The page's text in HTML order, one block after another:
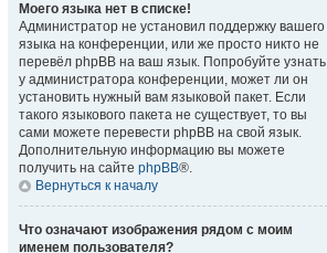
Моего языка нет в списке!
Администратор не установил поддержку вашего
языка на конференции, или же просто никто не
перевёл phpBB на ваш язык. Попробуйте узнать
у администратора конференции, может ли он
установить нужный вам языковой пакет. Если
такого языкового пакета не существует, то вы
сами можете перевести phpBB на свой язык.
Дополнительную информацию вы можете
получить на сайте phpBB®.
Вернуться к началу
Что означают изображения рядом с моим
именем пользователя?